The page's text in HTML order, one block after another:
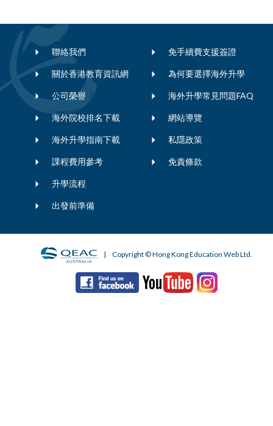
聯絡我們
關於香港教育資訊網
公司榮譽
海外院校排名下載
海外升學指南下載
課程費用參考
升學流程
出發前準備
免手續費支援簽證
為何要選擇海外升學
海外升學常見問題FAQ
網站導覽
私隱政策
免責條款
| Copyright © Hong Kong Education Web Ltd.